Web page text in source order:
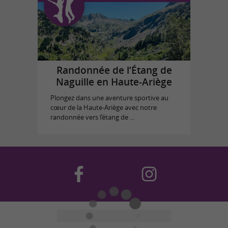
Randonnée de l’Étang de
Naguille en Haute-Ariège
Plongez dans une aventure sportive au
cœur de la Haute-Ariège avec notre
randonnée vers l’étang de ...